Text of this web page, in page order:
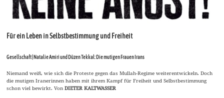
Für ein Leben in Selbstbestimmung und Freiheit
Gesellschaft | Natalie Amiri und Düzen Tekkal: Die mutigen Frauen Irans
Niemand weiß, wie sich die Proteste gegen das Mullah-Regime weiterentwickeln. Doch
die mutigen Iranerinnen haben mit ihrem Kampf für Freiheit und Selbstbestimmung
schon viel bewirkt. VonDIETER KALTWASSER